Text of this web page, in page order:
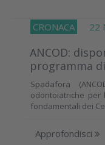
CRONACA 22
ANCOD:
programma
Spadafora
odontoiatriche
fondamentali dei
Approfondisci